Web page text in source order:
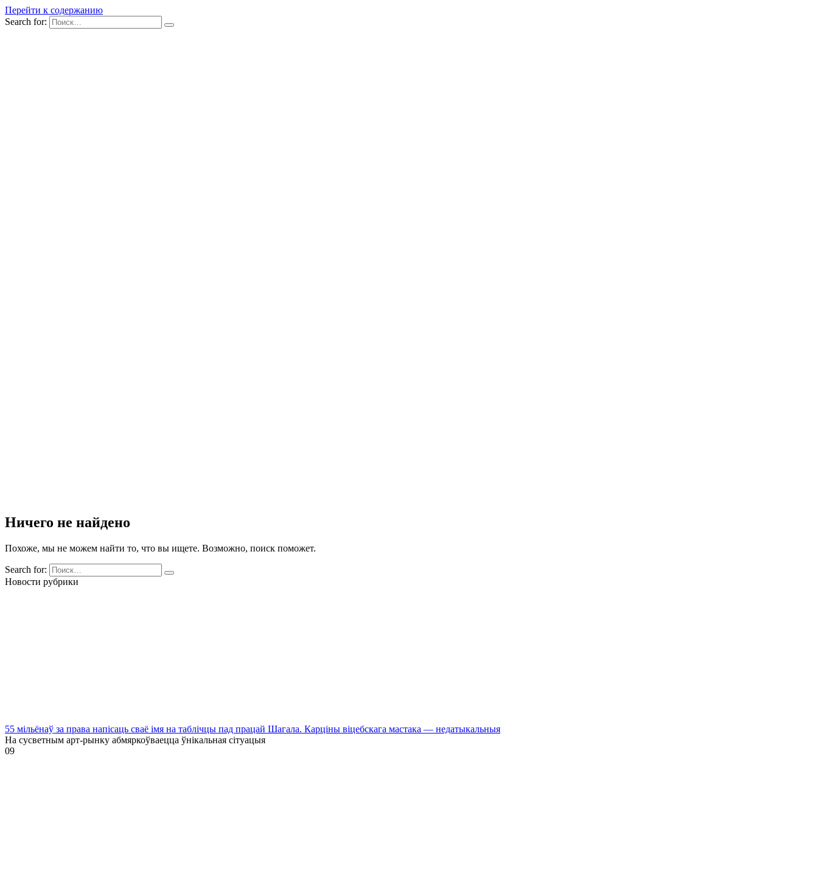
Перейти к содержанию
Search for:
Ничего не найдено
Похоже, мы не можем найти то, что вы ищете. Возможно, поиск поможет.
Search for:
Новости рубрики
55 мільёнаў за права напісаць сваё імя на таблічцы пад працай Шагала. Карціны віцебскага мастака — недатыкальныя
На сусветным арт-рынку абмяркоўваецца ўнікальная сітуацыя
09